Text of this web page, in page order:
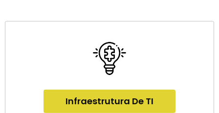
Infraestrutura De TI